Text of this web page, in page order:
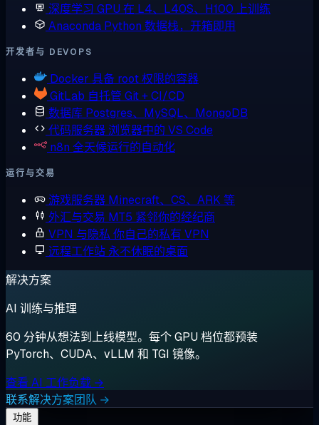
深度学习 GPU 在 L4、L40S、H100 上训练
Anaconda Python 数据栈，开箱即用
开发者与 DEVOPS
Docker 具备 root 权限的容器
GitLab 自托管 Git + CI/CD
数据库 Postgres、MySQL、MongoDB
代码服务器 浏览器中的 VS Code
n8n 全天候运行的自动化
运行与交易
游戏服务器 Minecraft、CS、ARK 等
外汇与交易 MT5 紧邻你的经纪商
VPN 与隐私 你自己的私有 VPN
远程工作站 永不休眠的桌面
解决方案
AI 训练与推理
60 分钟从想法到上线模型。每个 GPU 档位都预装
PyTorch、CUDA、vLLM 和 TGI 镜像。
查看 AI 工作负载 →
联系解决方案团队 →